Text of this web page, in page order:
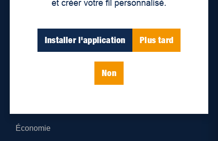
et créer votre fil personnalisé.
Installer l'application Plus tard
Non
Économie